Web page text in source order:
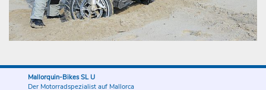
Mallorquin-Bikes SL U
Der Motorradspezialist auf Mallorca